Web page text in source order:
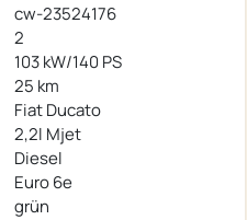
cw-23524176
2
103 kW/140 PS
25 km
Fiat Ducato
2,2l Mjet
Diesel
Euro 6e
grün